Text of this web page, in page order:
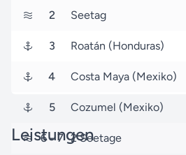
(USA) und führt Sie vom 06.
zum 13. November 2027 (7
Miami.
Seereisen.de ist Ihr
MSC Cruises-Reise zu einem
Erlebnis zu machen – dank
Entdecken Sie unsere
2 Seetag
3 Roatán (Honduras)
4 Costa Maya (Mexiko)
5 Cozumel (Mexiko)
6- 7 2 Seetage
Leistungen